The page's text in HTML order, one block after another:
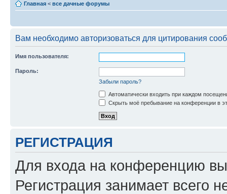
Главная < все дачные форумы
Вам необходимо авторизоваться для цитирования
Имя пользователя:
Пароль:
Забыли пароль?
Автоматически входить при каждом
Скрыть моё пребывание на конференции в
РЕГИСТРАЦИЯ
Для входа на конференцию
Регистрация занимает всего